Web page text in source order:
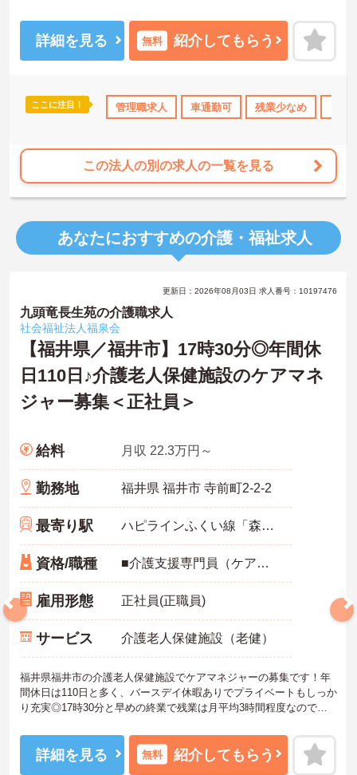
格OK 日勤のみ 資格取得サポート 研修制度あり
方おすすめです。
残業少なめでプライベートとの両立も可能です。福利厚生も充実し
ているので安心して働くことが出来ます。
詳細を見る 無料 紹介してもらう
ここに注目！ 管理職求人 車通勤可 残業少なめ
この法人の別の求人の一覧を見る
あなたにおすすめの介護・福祉求人
更新日：2026年08月03日 求人番号：10197476
九頭竜長生苑の介護職求人
社会福祉法人福泉会
【福井県／福井市】17時30分◎年間休
日110日♪介護老人保健施設のケアマネ
ジャー募集＜正社員＞
給料 月収 22.3万円～
勤務地 福井県 福井市 寺前町2-2-2
最寄り駅 ハピラインふくい線「森田駅」バス・車6分
資格/職種 ■介護支援専門員（ケアマネジャー）必須 ■主任介護支援専門員（主任ケアマネジャー）あれば尚可 ■普通自動車運転免許（AT限定可）必須
雇用形態 正社員(正職員)
サービス 介護老人保健施設（老健）
福井県福井市の介護老人保健施設でケアマネジャーの募集です！年
間休日は110日と多く、バースデイ休暇ありでプライベートもしっか
り充実◎17時30分と早めの終業で残業は月平均3時間程度なので、
児（介護）短時間勤務制度を利用できるので、ご家族がいる方でも
安心して働くことができます♪ご興味のある方は面接ポイントをお伝
えしますので、お気軽にご連絡ください！
詳細を見る 無料 紹介してもらう